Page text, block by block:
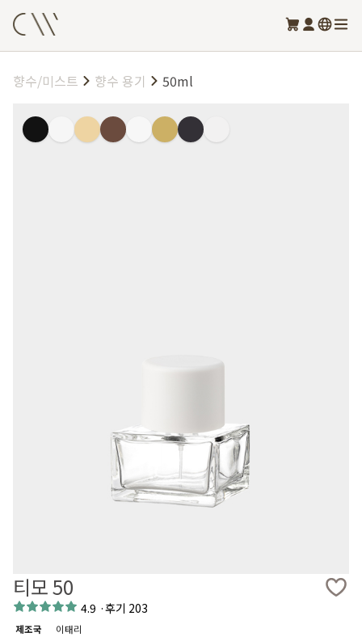
향수/미스트 향수 용기 50ml
티모 50
4.9 ·후기 203
제조국 이태리